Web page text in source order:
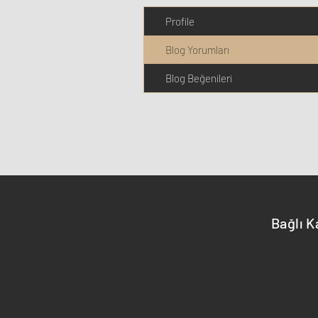
Profile
Blog Yorumları
Blog Beğenileri
Bağlı